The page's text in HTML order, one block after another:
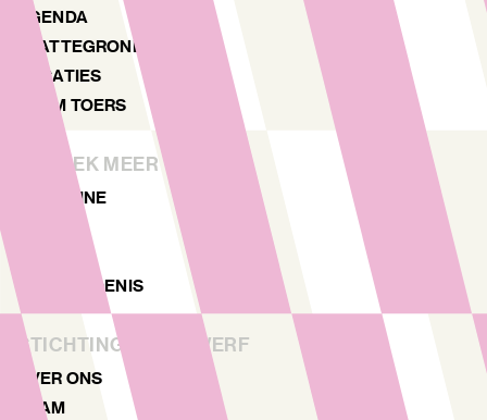
AGENDA
PLATTEGROND
LOCATIES
NDSM TOERS
ONTDEK MEER
MAGAZINE
GESCHIEDENIS
STICHTING NDSM-WERF
OVER ONS
TEAM